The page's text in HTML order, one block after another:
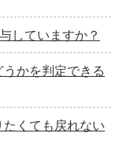
していますか？
かを判定できる
たくても戻れない